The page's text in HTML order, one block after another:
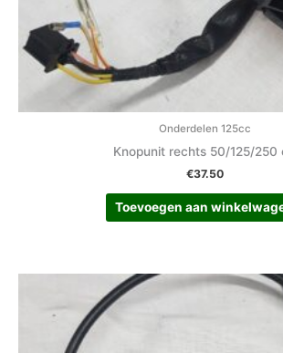
Onderdelen 125cc
Knopunit rechts 50/125/250
€37.50
Toevoegen aan